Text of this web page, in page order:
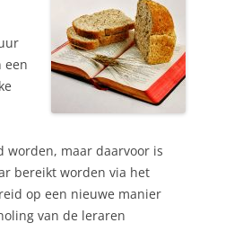
een
worden, maar daarvoor is
bereikt worden via het
op een nieuwe manier
van de leraren